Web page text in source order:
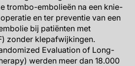
trombo-embolieën na een knie-
en ter preventie van een
bij patiënten met
zonder klepafwijkingen.
Evaluation of Long-
werden meer dan 18.000